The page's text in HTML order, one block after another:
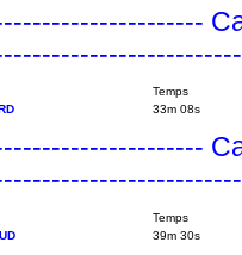
Temps
33m 08s
Temps
39m 30s